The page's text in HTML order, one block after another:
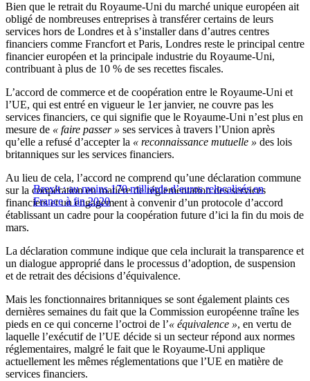
Bien que le retrait du Royaume-Uni du marché unique européen ait
obligé de nombreuses entreprises à transférer certains de leurs
services hors de Londres et à s’installer dans d’autres centres
financiers comme Francfort et Paris, Londres reste le principal centre
financier européen et la principale industrie du Royaume-Uni,
contribuant à plus de 10 % de ses recettes fiscales.
L’accord de commerce et de coopération entre le Royaume-Uni et
l’UE, qui est entré en vigueur le 1er janvier, ne couvre pas les
services financiers, ce qui signifie que le Royaume-Uni n’est plus en
mesure de « faire passer » ses services à travers l’Union après
qu’elle a refusé d’accepter la « reconnaissance mutuelle » des lois
britanniques sur les services financiers.
Brexit : au moins 170 milliards d’euros relocalisés en
France à fin 2020
Au lieu de cela, l’accord ne comprend qu’une déclaration commune
sur la coopération en matière de réglementation des services
financiers et un engagement à convenir d’un protocole d’accord
établissant un cadre pour la coopération future d’ici la fin du mois de
mars.
La déclaration commune indique que cela inclurait la transparence et
un dialogue approprié dans le processus d’adoption, de suspension
et de retrait des décisions d’équivalence.
Mais les fonctionnaires britanniques se sont également plaints ces
dernières semaines du fait que la Commission européenne traîne les
pieds en ce qui concerne l’octroi de l’« équivalence », en vertu de
laquelle l’exécutif de l’UE décide si un secteur répond aux normes
réglementaires, malgré le fait que le Royaume-Uni applique
actuellement les mêmes réglementations que l’UE en matière de
services financiers.